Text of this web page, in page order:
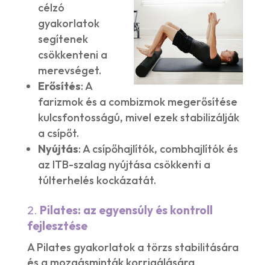
célzó
gyakorlatok
segítenek
csökkenteni a
merevséget.
Erősítés: A
farizmok és a combizmok megerősítése
kulcsfontosságú, mivel ezek stabilizálják
a csípőt.
Nyújtás: A csípőhajlítók, combhajlítók és
az ITB-szalag nyújtása csökkenti a
túlterhelés kockázatát.
2. Pilates: az egyensúly és kontroll
fejlesztése
A Pilates gyakorlatok a törzs stabilitására